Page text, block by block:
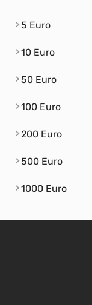
5 Euro
10 Euro
50 Euro
100 Euro
200 Euro
500 Euro
1000 Euro